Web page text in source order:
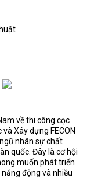
về thi công cọc
Xây dựng FECON
nhân sự chất
quốc. Đây là cơ hội
muốn phát triển
động và nhiều